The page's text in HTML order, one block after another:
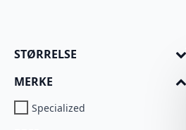
STØRRELSE
MERKE
Specialized